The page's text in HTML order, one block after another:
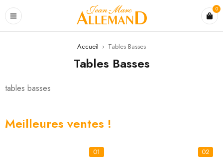
0
Accueil › Tables Basses
Tables Basses
tables basses
Meilleures ventes !
01 02